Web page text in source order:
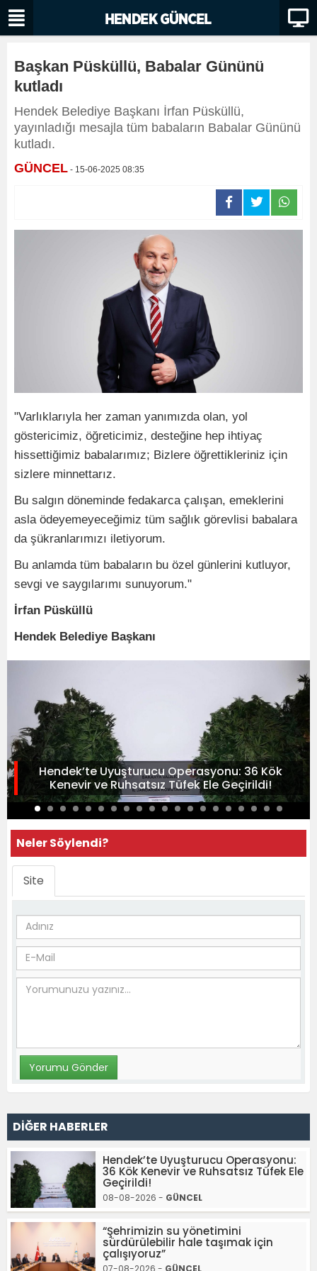
Başkan Püsküllü, Babalar Gününü
kutladı
Hendek Belediye Başkanı İrfan Püsküllü,
yayınladığı mesajla tüm babaların Babalar Gününü
kutladı.
GÜNCEL - 15-06-2025 08:35
"Varlıklarıyla her zaman yanımızda olan, yol
göstericimiz, öğreticimiz, desteğine hep ihtiyaç
hissettiğimiz babalarımız; Bizlere öğrettikleriniz için
sizlere minnettarız.
Bu salgın döneminde fedakarca çalışan, emeklerini
asla ödeyemeyeceğimiz tüm sağlık görevlisi babalara
da şükranlarımızı iletiyorum.
Bu anlamda tüm babaların bu özel günlerini kutluyor,
sevgi ve saygılarımı sunuyorum."
İrfan Püsküllü
Hendek Belediye Başkanı
Hendek’te Uyuşturucu Operasyonu: 36 Kök
Kenevir ve Ruhsatsız Tüfek Ele Geçirildi!
Neler Söylendi?
Site
DİĞER HABERLER
Hendek’te Uyuşturucu Operasyonu:
36 Kök Kenevir ve Ruhsatsız Tüfek Ele
Geçirildi!
08-08-2026 - GÜNCEL
“Şehrimizin su yönetimini
sürdürülebilir hale taşımak için
çalışıyoruz”
07-08-2026 - GÜNCEL